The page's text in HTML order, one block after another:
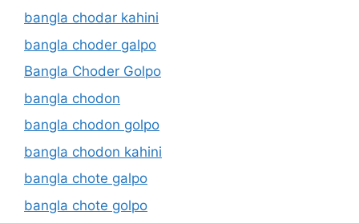
bangla chodar kahini
bangla choder galpo
Bangla Choder Golpo
bangla chodon
bangla chodon golpo
bangla chodon kahini
bangla chote galpo
bangla chote golpo